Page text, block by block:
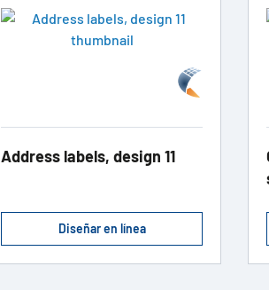
Address labels, design 11
Diseñar en línea